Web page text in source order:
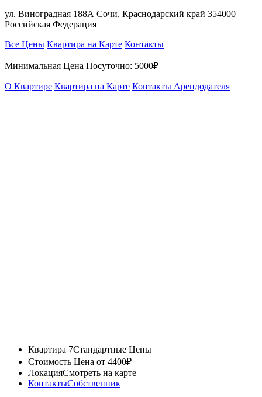
ул. Виноградная 188А Сочи, Краснодарский край 354000
Российская Федерация
Все Цены Квартира на Карте Контакты
Минимальная Цена Посуточно: 5000₽
О Квартире Квартира на Карте Контакты Арендодателя
Квартира 7Стандартные Цены
Стоимость Цена от 4400₽
ЛокацияСмотреть на карте
КонтактыСобственник